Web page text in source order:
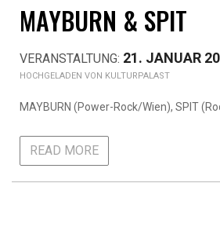
MAYBURN & SPIT
21. JANUAR
KULTURPALAST
MAYBURN (Power-Rock/Wien), SPIT
READ MORE